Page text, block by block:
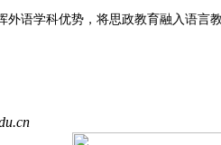
语学科优势，将思政教育融入语